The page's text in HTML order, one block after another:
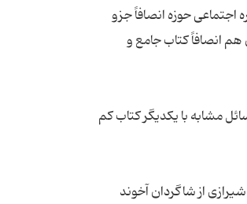
حوزه انصافاً جزو
انصافاً کتاب جامع و
مشابه با یکدیگر کتاب کم
از شاگردان آخوند